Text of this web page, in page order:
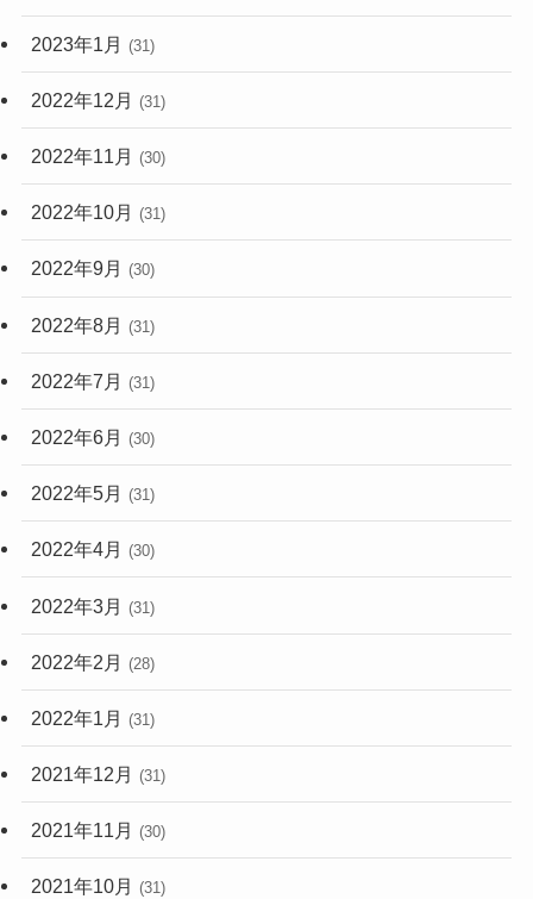
2023年1月 (31)
2022年12月 (31)
2022年11月 (30)
2022年10月 (31)
2022年9月 (30)
2022年8月 (31)
2022年7月 (31)
2022年6月 (30)
2022年5月 (31)
2022年4月 (30)
2022年3月 (31)
2022年2月 (28)
2022年1月 (31)
2021年12月 (31)
2021年11月 (30)
2021年10月 (31)